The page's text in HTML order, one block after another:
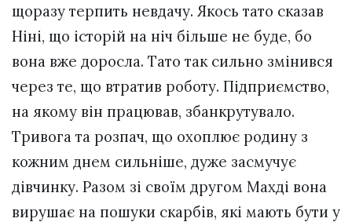
щоразу терпить невдачу. Якось тато сказав
Ніні, що історій на ніч більше не буде, бо
вона вже доросла. Тато так сильно змінився
через те, що втратив роботу. Підприємство,
на якому він працював, збанкрутувало.
Тривога та розпач, що охоплює родину з
кожним днем сильніше, дуже засмучує
дівчинку. Разом зі своїм другом Махді вона
вирушає на пошуки скарбів, які мають бути у